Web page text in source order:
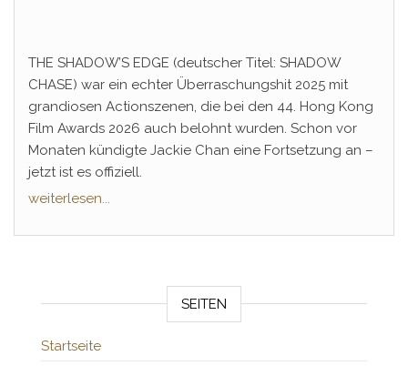
THE SHADOW’S EDGE (deutscher Titel: SHADOW
CHASE) war ein echter Überraschungshit 2025 mit
grandiosen Actionszenen, die bei den 44. Hong Kong
Film Awards 2026 auch belohnt wurden. Schon vor
Monaten kündigte Jackie Chan eine Fortsetzung an –
jetzt ist es offiziell.
weiterlesen...
SEITEN
Startseite